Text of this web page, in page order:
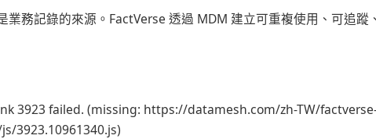
業務記錄的來源。FactVerse 透過 MDM 建立可重複使用、可追蹤
3923 failed. (missing: https://datamesh.com/zh-TW/
3923.10961340.js)